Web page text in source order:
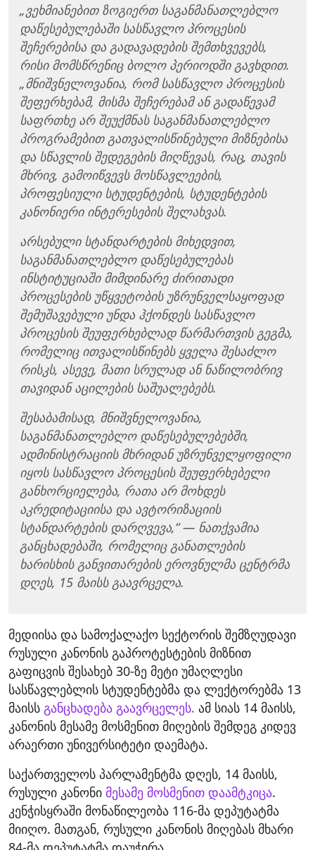
„ვეხმიანებით ზოგიერთ საგანმანათლებლო
დაწესებულებაში სასწავლო პროცესის
შეჩერებისა და გადავადების შემთხვევებს,
რისი მომსწრენიც ბოლო პერიოდში გავხდით.
„მნიშვნელოვანია, რომ სასწავლო პროცესის
შეფერხებამ, მისმა შეჩერებამ ან გადაწევამ
საფრთხე არ შეუქმნას საგანმანათლებლო
პროგრამებით გათვალისწინებული მიზნებისა
და სწავლის შედეგების მიღწევას, რაც, თავის
მხრივ, გამოიწვევს მოსწავლეების,
პროფესიული სტუდენტების, სტუდენტების
კანონიერი ინტერესების შელახვას.
არსებული სტანდარტების მიხედვით,
საგანმანათლებლო დაწესებულებას
ინსტიტუციაში მიმდინარე ძირითადი
პროცესების უწყვეტობის უზრუნველსაყოფად
შემუშავებული უნდა ჰქონდეს სასწავლო
პროცესის შეუფერხებლად წარმართვის გეგმა,
რომელიც ითვალისწინებს ყველა შესაძლო
რისკს, ასევე, მათი სრულად ან ნაწილობრივ
თავიდან აცილების საშუალებებს.
შესაბამისად, მნიშვნელოვანია,
საგანმანათლებლო დაწესებულებებში,
ადმინისტრაციის მხრიდან უზრუნველყოფილი
იყოს სასწავლო პროცესის შეუფერხებელი
განხორციელება, რათა არ მოხდეს
აკრედიტაციისა და ავტორიზაციის
სტანდარტების დარღვევა,“ — ნათქვამია
განცხადებაში, რომელიც განათლების
ხარისხის განვითარების ეროვნულმა ცენტრმა
დღეს, 15 მაისს გაავრცელა.
მედიისა და სამოქალაქო სექტორის შემზღუდავი
რუსული კანონის გაპროტესტების მიზნით
გაფიცვის შესახებ 30-ზე მეტი უმაღლესი
სასწავლებლის სტუდენტებმა და ლექტორებმა 13
მაისს განცხადება გაავრცელეს. ამ სიას 14 მაისს,
კანონის მესამე მოსმენით მიღების შემდეგ კიდევ
არაერთი უნივერსიტეტი დაემატა.
საქართველოს პარლამენტმა დღეს, 14 მაისს,
რუსული კანონი მესამე მოსმენით დაამტკიცა.
კენჭისყრაში მონაწილეობა 116-მა დეპუტატმა
მიიღო. მათგან, რუსული კანონის მიღებას მხარი